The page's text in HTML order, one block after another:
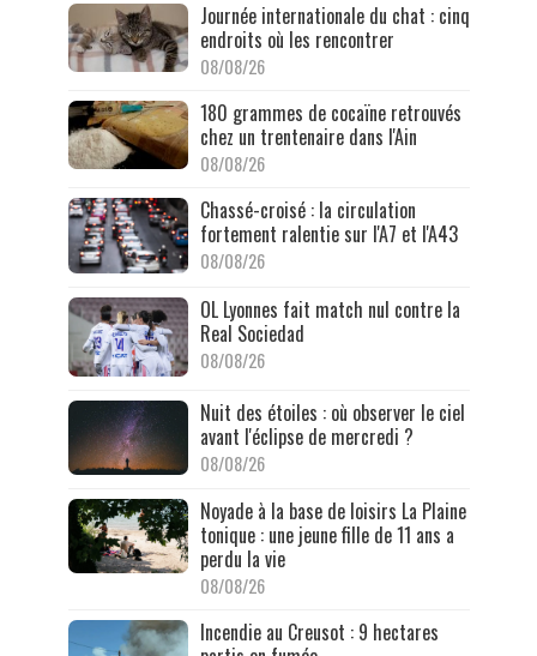
Journée internationale du chat : cinq
endroits où les rencontrer
08/08/26
180 grammes de cocaïne retrouvés
chez un trentenaire dans l'Ain
08/08/26
Chassé-croisé : la circulation
fortement ralentie sur l'A7 et l'A43
08/08/26
OL Lyonnes fait match nul contre la
Real Sociedad
08/08/26
Nuit des étoiles : où observer le ciel
avant l'éclipse de mercredi ?
08/08/26
Noyade à la base de loisirs La Plaine
tonique : une jeune fille de 11 ans a
perdu la vie
08/08/26
Incendie au Creusot : 9 hectares